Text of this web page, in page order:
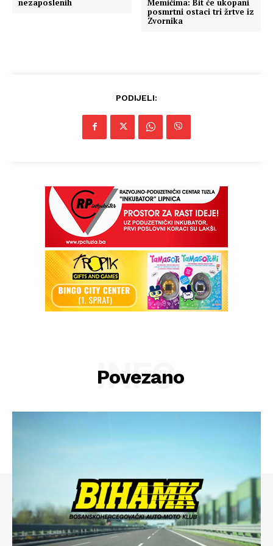
posmrtni ostaci tri žrtve iz
Zvornika
PODIJELI:
Povezano
INFO